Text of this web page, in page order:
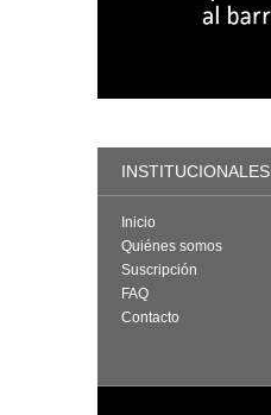
INSTITUCIONALES
Inicio
Quiénes somos
Suscripción
FAQ
Contacto